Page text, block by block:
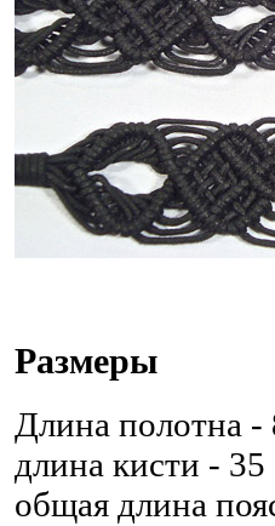
Размеры
Длина полотна
длина кисти - 35
общая длина